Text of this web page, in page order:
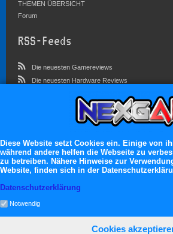
THEMEN ÜBERSICHT
Forum
RSS-Feeds
Die neuesten Gamereviews
Die neuesten Hardware Reviews
Im Forum sind zur Zeit 5827 Benutzer online
Es erwarten dich:
13.119 registrierte Mitglieder
71.046 Themen
Diese Website setzt Cookies ein. Einige von
während andere helfen die Webseite zu
zu betreiben. Nähere Hinweise zur
Website, finden sich in der
Datenschutzerklärung
Notwendig
Cookies